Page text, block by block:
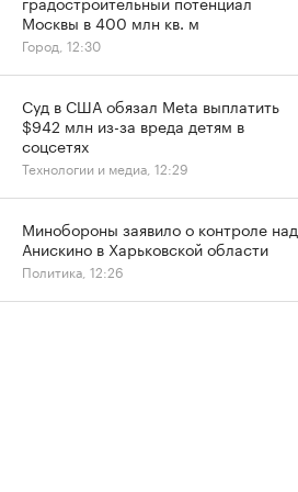
Москвы в 400 млн кв. м
Город, 12:30
Суд в США обязал Meta выплатить
$942 млн из-за вреда детям в
соцсетях
Технологии и медиа, 12:29
Минобороны заявило о контроле над
Анискино в Харьковской области
Политика, 12:26